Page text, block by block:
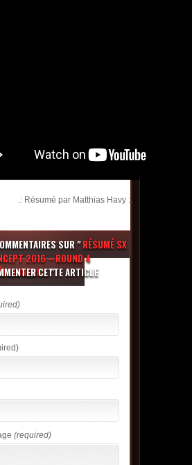
.: Résumé par Matthias Havy :.
SUR "RÉSUMÉ SX
2016 – ROUND 4
"
CETTE ARTICLE
(required)